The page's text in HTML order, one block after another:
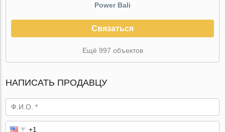
Power Bali
Связаться
Ещё 997 объектов
НАПИСАТЬ ПРОДАВЦУ